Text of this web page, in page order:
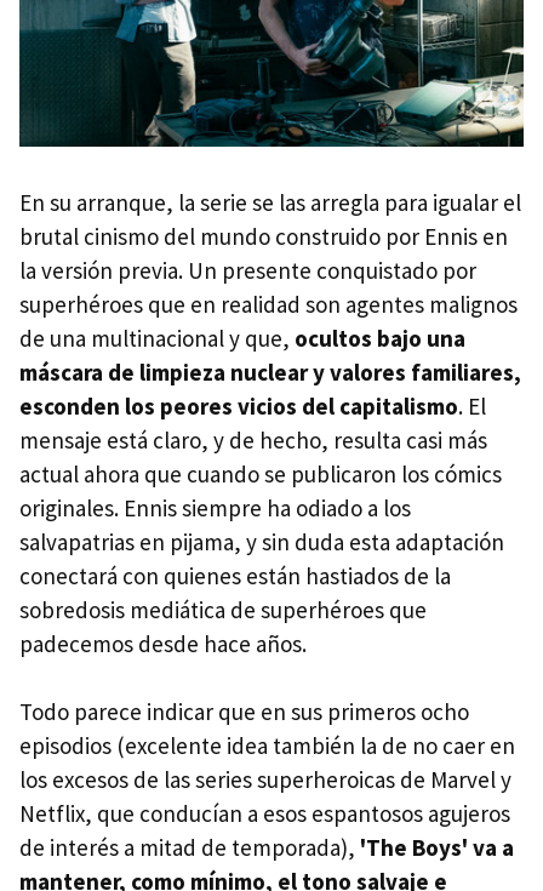
En su arranque, la serie se las arregla para igualar el
brutal cinismo del mundo construido por Ennis en
la versión previa. Un presente conquistado por
superhéroes que en realidad son agentes malignos
de una multinacional y que, ocultos bajo una
máscara de limpieza nuclear y valores familiares,
esconden los peores vicios del capitalismo. El
mensaje está claro, y de hecho, resulta casi más
actual ahora que cuando se publicaron los cómics
originales. Ennis siempre ha odiado a los
salvapatrias en pijama, y sin duda esta adaptación
conectará con quienes están hastiados de la
sobredosis mediática de superhéroes que
padecemos desde hace años.
Todo parece indicar que en sus primeros ocho
episodios (excelente idea también la de no caer en
los excesos de las series superheroicas de Marvel y
Netflix, que conducían a esos espantosos agujeros
de interés a mitad de temporada), 'The Boys' va a
mantener, como mínimo, el tono salvaje e